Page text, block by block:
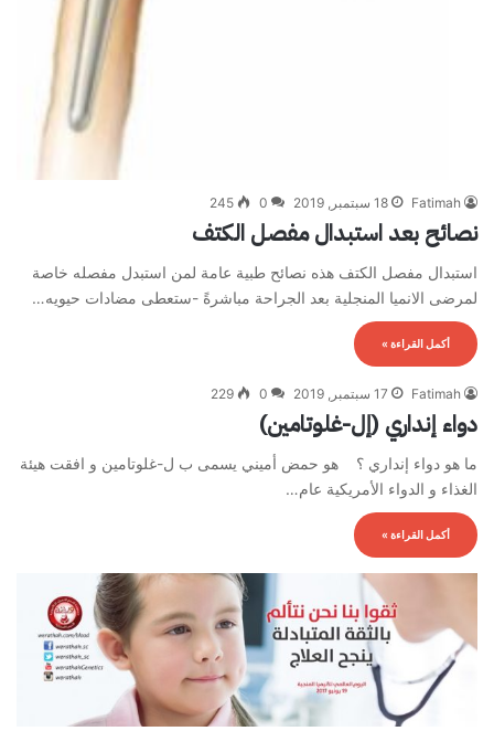
Fatimah 18 سبتمبر, 2019 0
245
نصائح بعد استبدال مفصل الكتف
استبدال مفصل الكتف هذه نصائح طبية عامة لمن استبدل مفصله خاصة
لمرضى الانميا المنجلية بعد الجراحة مباشرةً -ستعطى مضادات حيويه…
أكمل القراءة »
Fatimah 17 سبتمبر, 2019 0
229
دواء إنداري (إل-غلوتامين)
ما هو دواء إنداري ؟ هو حمض أميني يسمى ب ل-غلوتامين و افقت هيئة
الغذاء و الدواء الأمريكية عام…
أكمل القراءة »